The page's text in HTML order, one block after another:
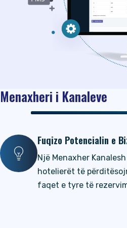
Menaxheri i Kanaleve
Fuqizo Potencialin e
Një Menaxher
hotelierët të
faqet e tyre të